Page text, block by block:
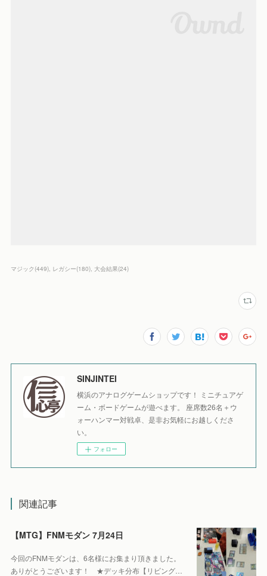
マジック (449) レガシー(180) 大会結果(24)
SINJINTEI
横浜のアナログゲームショップです！ ミニチュアゲ
ーム・ボードゲームが遊べます。 座席数26名＋ウ
ォーハンマー対戦卓、是非お気軽にお越しくださ
い。
フォロー
関連記事
【MTG】FNMモダン 7月24日
今回のFNMモダンは、6名様にお集まり頂きました。
ありがとうございます！ ★デッキ分布【リビング…